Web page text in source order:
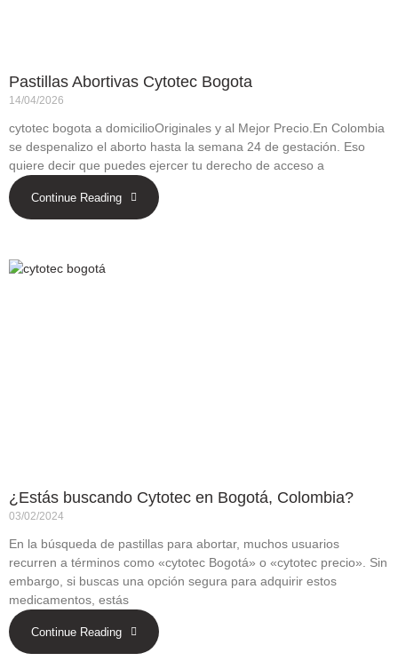
Pastillas Abortivas Cytotec Bogota
14/04/2026
cytotec bogota a domicilioOriginales y al Mejor Precio.En Colombia
se despenalizo el aborto hasta la semana 24 de gestación. Eso
quiere decir que puedes ejercer tu derecho de acceso a
Continue Reading
¿Estás buscando Cytotec en Bogotá, Colombia?
03/02/2024
En la búsqueda de pastillas para abortar, muchos usuarios
recurren a términos como «cytotec Bogotá» o «cytotec precio». Sin
embargo, si buscas una opción segura para adquirir estos
medicamentos, estás
Continue Reading